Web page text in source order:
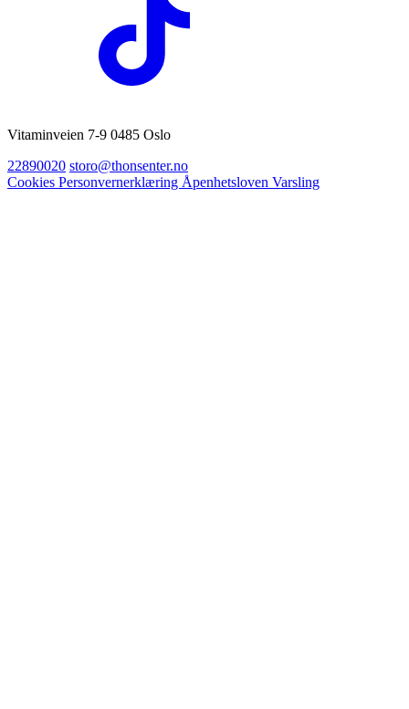
Vitaminveien 7-9 0485 Oslo
22890020 storo@thonsenter.no
Cookies Personvernerklæring Åpenhetsloven Varsling